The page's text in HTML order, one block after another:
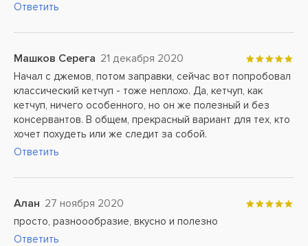
Ответить
Машков Серега 21 декабря 2020
Начал с джемов, потом заправки, сейчас вот попробовал
классический кетчуп - тоже неплохо. Да, кетчуп, как
кетчуп, ничего особенного, но он же полезный и без
консервантов. В общем, прекрасный вариант для тех, кто
хочет похудеть или же следит за собой.
Ответить
Алан 27 ноября 2020
просто, разноообразие, вкусно и полезно
Ответить